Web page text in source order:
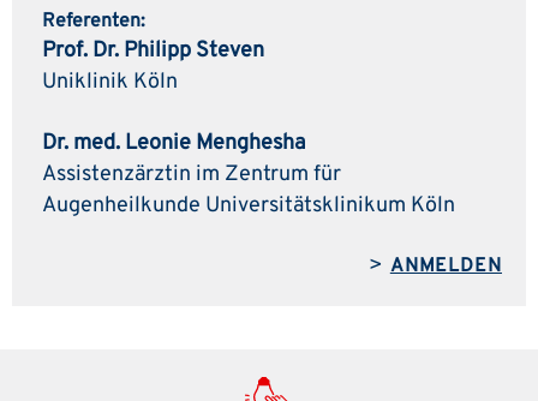
Referenten:
Prof. Dr. Philipp Steven
Uniklinik Köln
Dr. med. Leonie Menghesha
Assistenzärztin im Zentrum für
Augenheilkunde Universitätsklinikum Köln
> ANMELDEN